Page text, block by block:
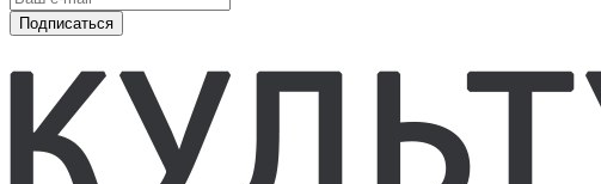
Подписаться